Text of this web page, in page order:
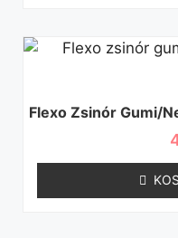
Flexo Zsinór Gumi/